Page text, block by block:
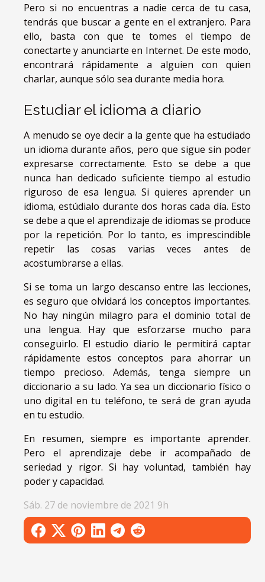
Pero si no encuentras a nadie cerca de tu casa,
tendrás que buscar a gente en el extranjero. Para
ello, basta con que te tomes el tiempo de
conectarte y anunciarte en Internet. De este modo,
encontrará rápidamente a alguien con quien
charlar, aunque sólo sea durante media hora.
Estudiar el idioma a diario
A menudo se oye decir a la gente que ha estudiado
un idioma durante años, pero que sigue sin poder
expresarse correctamente. Esto se debe a que
nunca han dedicado suficiente tiempo al estudio
riguroso de esa lengua. Si quieres aprender un
idioma, estúdialo durante dos horas cada día. Esto
se debe a que el aprendizaje de idiomas se produce
por la repetición. Por lo tanto, es imprescindible
repetir las cosas varias veces antes de
acostumbrarse a ellas.
Si se toma un largo descanso entre las lecciones,
es seguro que olvidará los conceptos importantes.
No hay ningún milagro para el dominio total de
una lengua. Hay que esforzarse mucho para
conseguirlo. El estudio diario le permitirá captar
rápidamente estos conceptos para ahorrar un
tiempo precioso. Además, tenga siempre un
diccionario a su lado. Ya sea un diccionario físico o
uno digital en tu teléfono, te será de gran ayuda
en tu estudio.
En resumen, siempre es importante aprender.
Pero el aprendizaje debe ir acompañado de
seriedad y rigor. Si hay voluntad, también hay
poder y capacidad.
Sáb. 27 de noviembre de 2021 9h